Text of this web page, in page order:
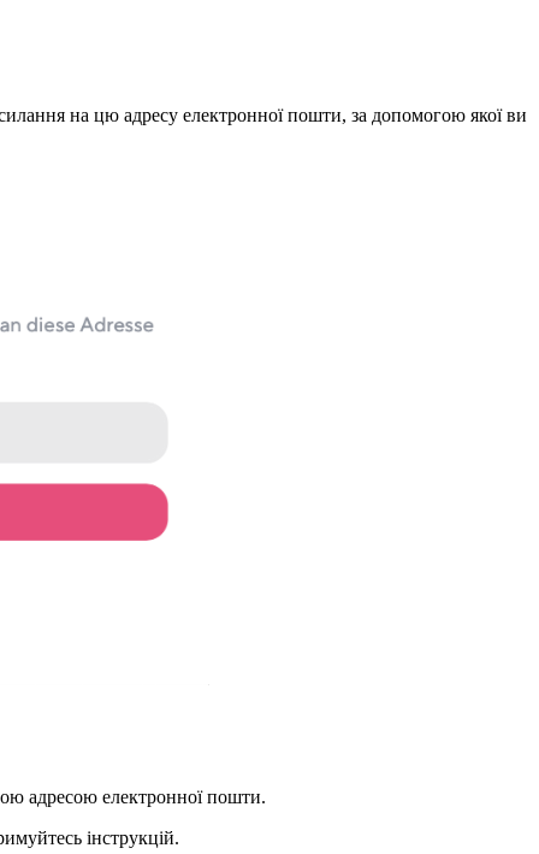
на цю адресу електронної пошти, за допомогою якої ви
адресою електронної пошти.
інструкцій.